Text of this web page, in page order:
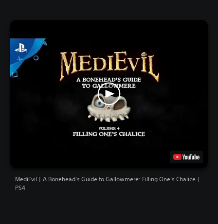
MediEvil | A Bonehead's Guide to Gallowmere: Filling One’s Chalice |
PS4